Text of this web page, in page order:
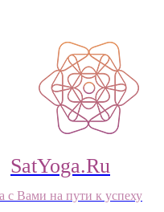
SatYoga.Ru
с Вами на пути к успеху